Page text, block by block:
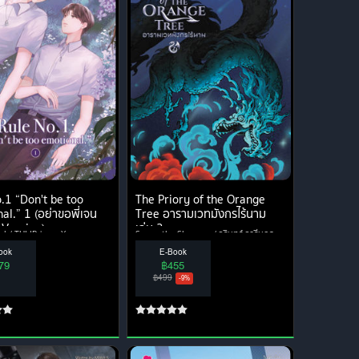
“Don't be too
1 (อย่าขอพี่เจน
/ TULIP everY
The Priory of the Orange
Tree อารามเวทมังกรไร้นาม
เล่ม 2
Samantha Shannon / วรินทร์ วารีนุกูล
JamsaiE-Book
฿455
฿499 -9%